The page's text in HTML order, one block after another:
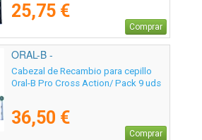
25,75 €
Comprar
ORAL-B -
Cabezal de Recambio para cepillo
Oral-B Pro Cross Action/ Pack 9 uds
36,50 €
Comprar